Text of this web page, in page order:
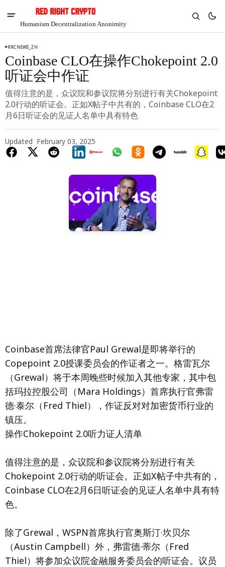
Humanism Decentralization Anonimity
RRCNEWS_ZH
Coinbase CLO在操作Chokepoint 2.0
听证会中作证
值得注意的是，众议院和参议院将分别进行有关Chokepoint
2.0行动的听证会。正如X帖子中共有的，Coinbase CLO在2
月6日听证会的见证人名单中具有特色
Updated February 03, 2025
Coinbase首席法律官Paul Grewal是即将举行的
Copepoint 2.0授课委员会的作证者之一。格雷瓦尔
（Grewal）将于本周晚些时候加入其他专家，其中包
括玛拉控股公司（Mara Holdings）首席执行官弗雷
德·泰尔（Fred Thiel），作证反对对加密货币行业的
镇压。
操作Chokepoint 2.0听力证人清单
值得注意的是，众议院和参议院将分别进行有关
Chokepoint 2.0行动的听证会。正如X帖子中共有的，
Coinbase CLO在2月6日听证会的见证人名单中具有特
色。
除了Grewal，WSPN首席执行官奥斯汀·坎贝尔
（Austin Campbell）外，弗雷德·蒂尔（Fred
Thiel）将参加众议院金融服务委员会的听证会。议员